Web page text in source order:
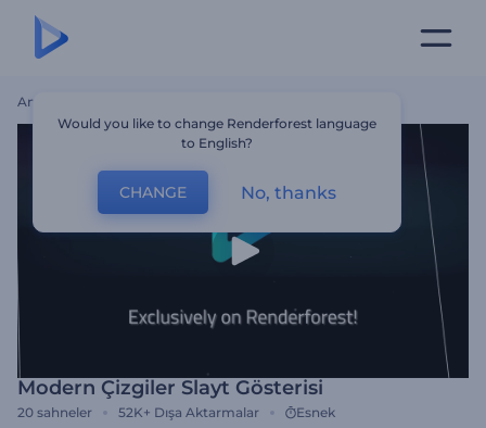
Ana Sayfa
Modern Çizgiler Slayt Gösterisi
20 sahneler 52K+ Dışa Aktarmalar Esnek
Would you like to change Renderforest language
to English?
CHANGE No, thanks